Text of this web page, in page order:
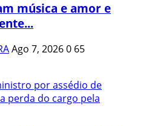
música e amor e
Ago 7, 20260 65